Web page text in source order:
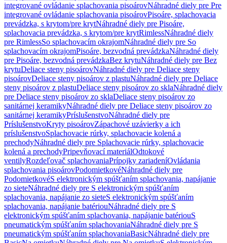
integrované ovládanie splachovania pisoárovNáhradné diely pre Pre
integrované ovládanie splachovania pisoárovPisoáre, splachovacia
prevádzka, s krytom/pre krytNáhradné diely pre Pisoáre,
splachovacia prevádzka, s krytom/pre krytRimlessNáhradné diely
pre RimlessSo splachovacím okrajomNáhradné diely pre So
splachovacím okrajomPisoáre, bezvodná prevádzkaNáhradné diely
pre Pisoáre, bezvodná prevádzkaBez krytuNáhradné diely pre Bez
krytuDeliace steny pisoárovNáhradné diely pre Deliace steny
pisoárovDeliace steny pisoárov z plastuNáhradné diely pre Deliace
steny pisoárov z plastuDeliace steny pisoárov zo sklaNáhradné diely
pre Deliace steny pisoárov zo sklaDeliace steny pisoárov zo
sanitárnej keramikyNáhradné diely pre Deliace steny pisoárov zo
sanitárnej keramikyPríslušenstvoNáhradné diely pre
PríslušenstvoKryty pisoárovZápachové uzávierky a ich
príslušenstvoSplachovacie rúrky, splachovacie kolená a
prechodyNáhradné diely pre Splachovacie rúrky, splachovacie
kolená a prechodyPripevňovací materiálOdtokové
ventilyRozdeľovač splachovaniaPrípojky zariadeníOvládania
splachovania pisoárovPodomietkovéNáhradné diely pre
PodomietkovéS elektronickým spúšťaním splachovania, napájanie
zo sieteNáhradné diely pre S elektronickým spúšťaním
splachovania, napájanie zo sieteS elektronickým spúšťaním
splachovania, napájanie batériouNáhradné diely pre S
elektronickým spúšťaním splachovania, napájanie batériouS
pneumatickým spúšťaním splachovaniaNáhradné diely pre S
pneumatickým spúšťaním splachovaniaBasicNáhradné diely pre